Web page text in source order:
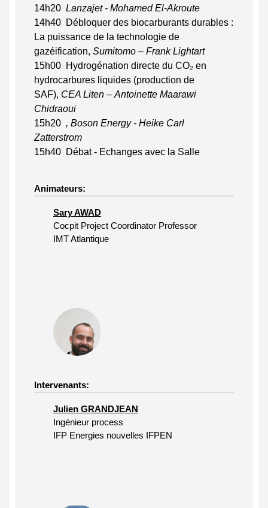
14h20 Lanzajet - Mohamed El-Akroute
14h40 Débloquer des biocarburants durables :
La puissance de la technologie de
gazéification, Sumitomo – Frank Lightart
15h00 Hydrogénation directe du CO₂ en
hydrocarbures liquides (production de
SAF), CEA Liten – Antoinette Maarawi
Chidraoui
15h20 , Boson Energy - Heike Carl
Zatterstrom
15h40 Débat - Echanges avec la Salle
Animateurs:
Sary AWAD
Cocpit Project Coordinator Professor
IMT Atlantique
Intervenants:
Julien GRANDJEAN
Ingénieur process
IFP Energies nouvelles IFPEN